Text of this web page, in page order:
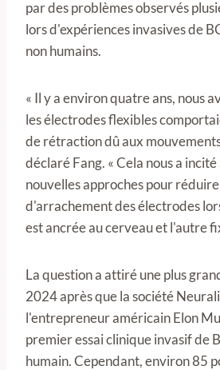
par des problèmes observés
lors d'expériences invasives de
non humains.
« Il y a environ quatre ans, nous
les électrodes flexibles
de rétraction dû aux
déclaré Fang. « Cela nous a
nouvelles approches pour
d'arrachement des électrodes
est ancrée au cerveau et l'autre
La question a attiré une plus
2024 après que la société
l'entrepreneur américain Elon
premier essai clinique invasif de
humain. Cependant, environ 85